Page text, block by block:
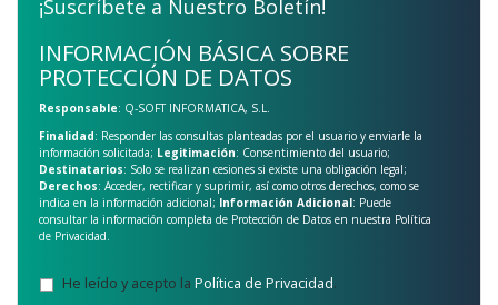
¡Suscríbete a Nuestro Boletín!
INFORMACIÓN BÁSICA SOBRE
PROTECCIÓN DE DATOS
Responsable: Q-SOFT INFORMATICA, S.L.
Finalidad: Responder las consultas planteadas por el usuario y enviarle la
información solicitada; Legitimación: Consentimiento del usuario;
Destinatarios: Solo se realizan cesiones si existe una obligación legal;
Derechos: Acceder, rectificar y suprimir, así como otros derechos, como se
indica en la información adicional; Información Adicional: Puede
consultar la información completa de Protección de Datos en nuestra Política
de Privacidad
He leído y acepto la Política de Privacidad.